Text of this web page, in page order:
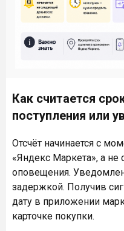
Как считается
поступления или
Отсчёт начинается с
«Яндекс Маркета», а не
оповещения.
задержкой. Получив
дату в приложении
карточке покупки.